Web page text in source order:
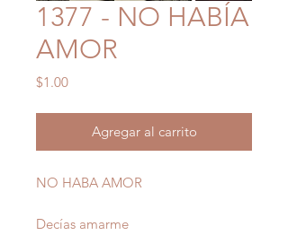
1377 - NO HABÍA
AMOR
$1.00Precio
Agregar al carrito
NO HABA AMOR
Decías amarme